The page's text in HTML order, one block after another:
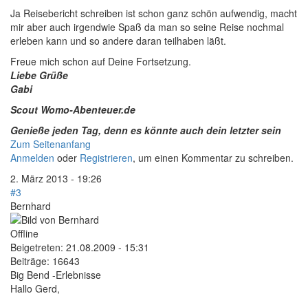
Ja Reisebericht schreiben ist schon ganz schön aufwendig, macht
mir aber auch irgendwie Spaß da man so seine Reise nochmal
erleben kann und so andere daran teilhaben läßt.
Freue mich schon auf Deine Fortsetzung.
Liebe Grüße
Gabi
Scout Womo-Abenteuer.de
Genieße jeden Tag, denn es könnte auch dein letzter sein
Zum Seitenanfang
Anmelden oder Registrieren, um einen Kommentar zu schreiben.
2. März 2013 - 19:26
#3
Bernhard
Offline
Beigetreten: 21.08.2009 - 15:31
Beiträge: 16643
Big Bend -Erlebnisse
Hallo Gerd,